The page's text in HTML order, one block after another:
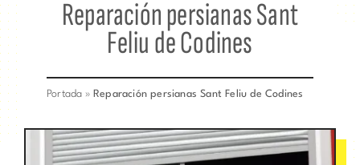
CERRAJERÍA
CONSEJOS
Contacto rápido
Reparación persianas Sant
Feliu de Codines
Portada » Reparación persianas Sant Feliu de Codines